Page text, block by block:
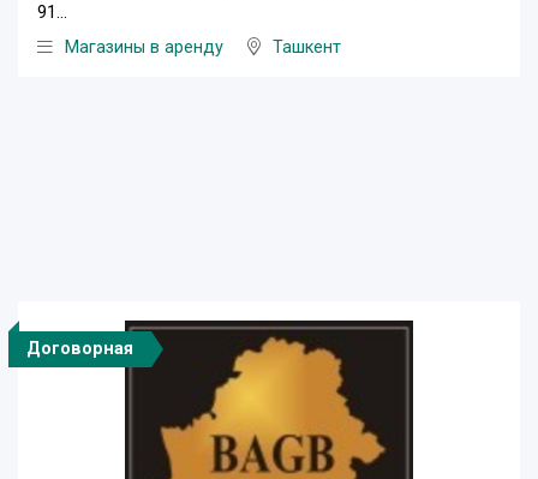
91...
Магазины в аренду
Ташкент
Договорная